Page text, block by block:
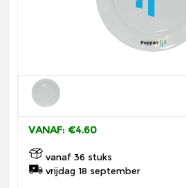
VANAF: €4.60
vanaf 36 stuks
vrijdag 18 september